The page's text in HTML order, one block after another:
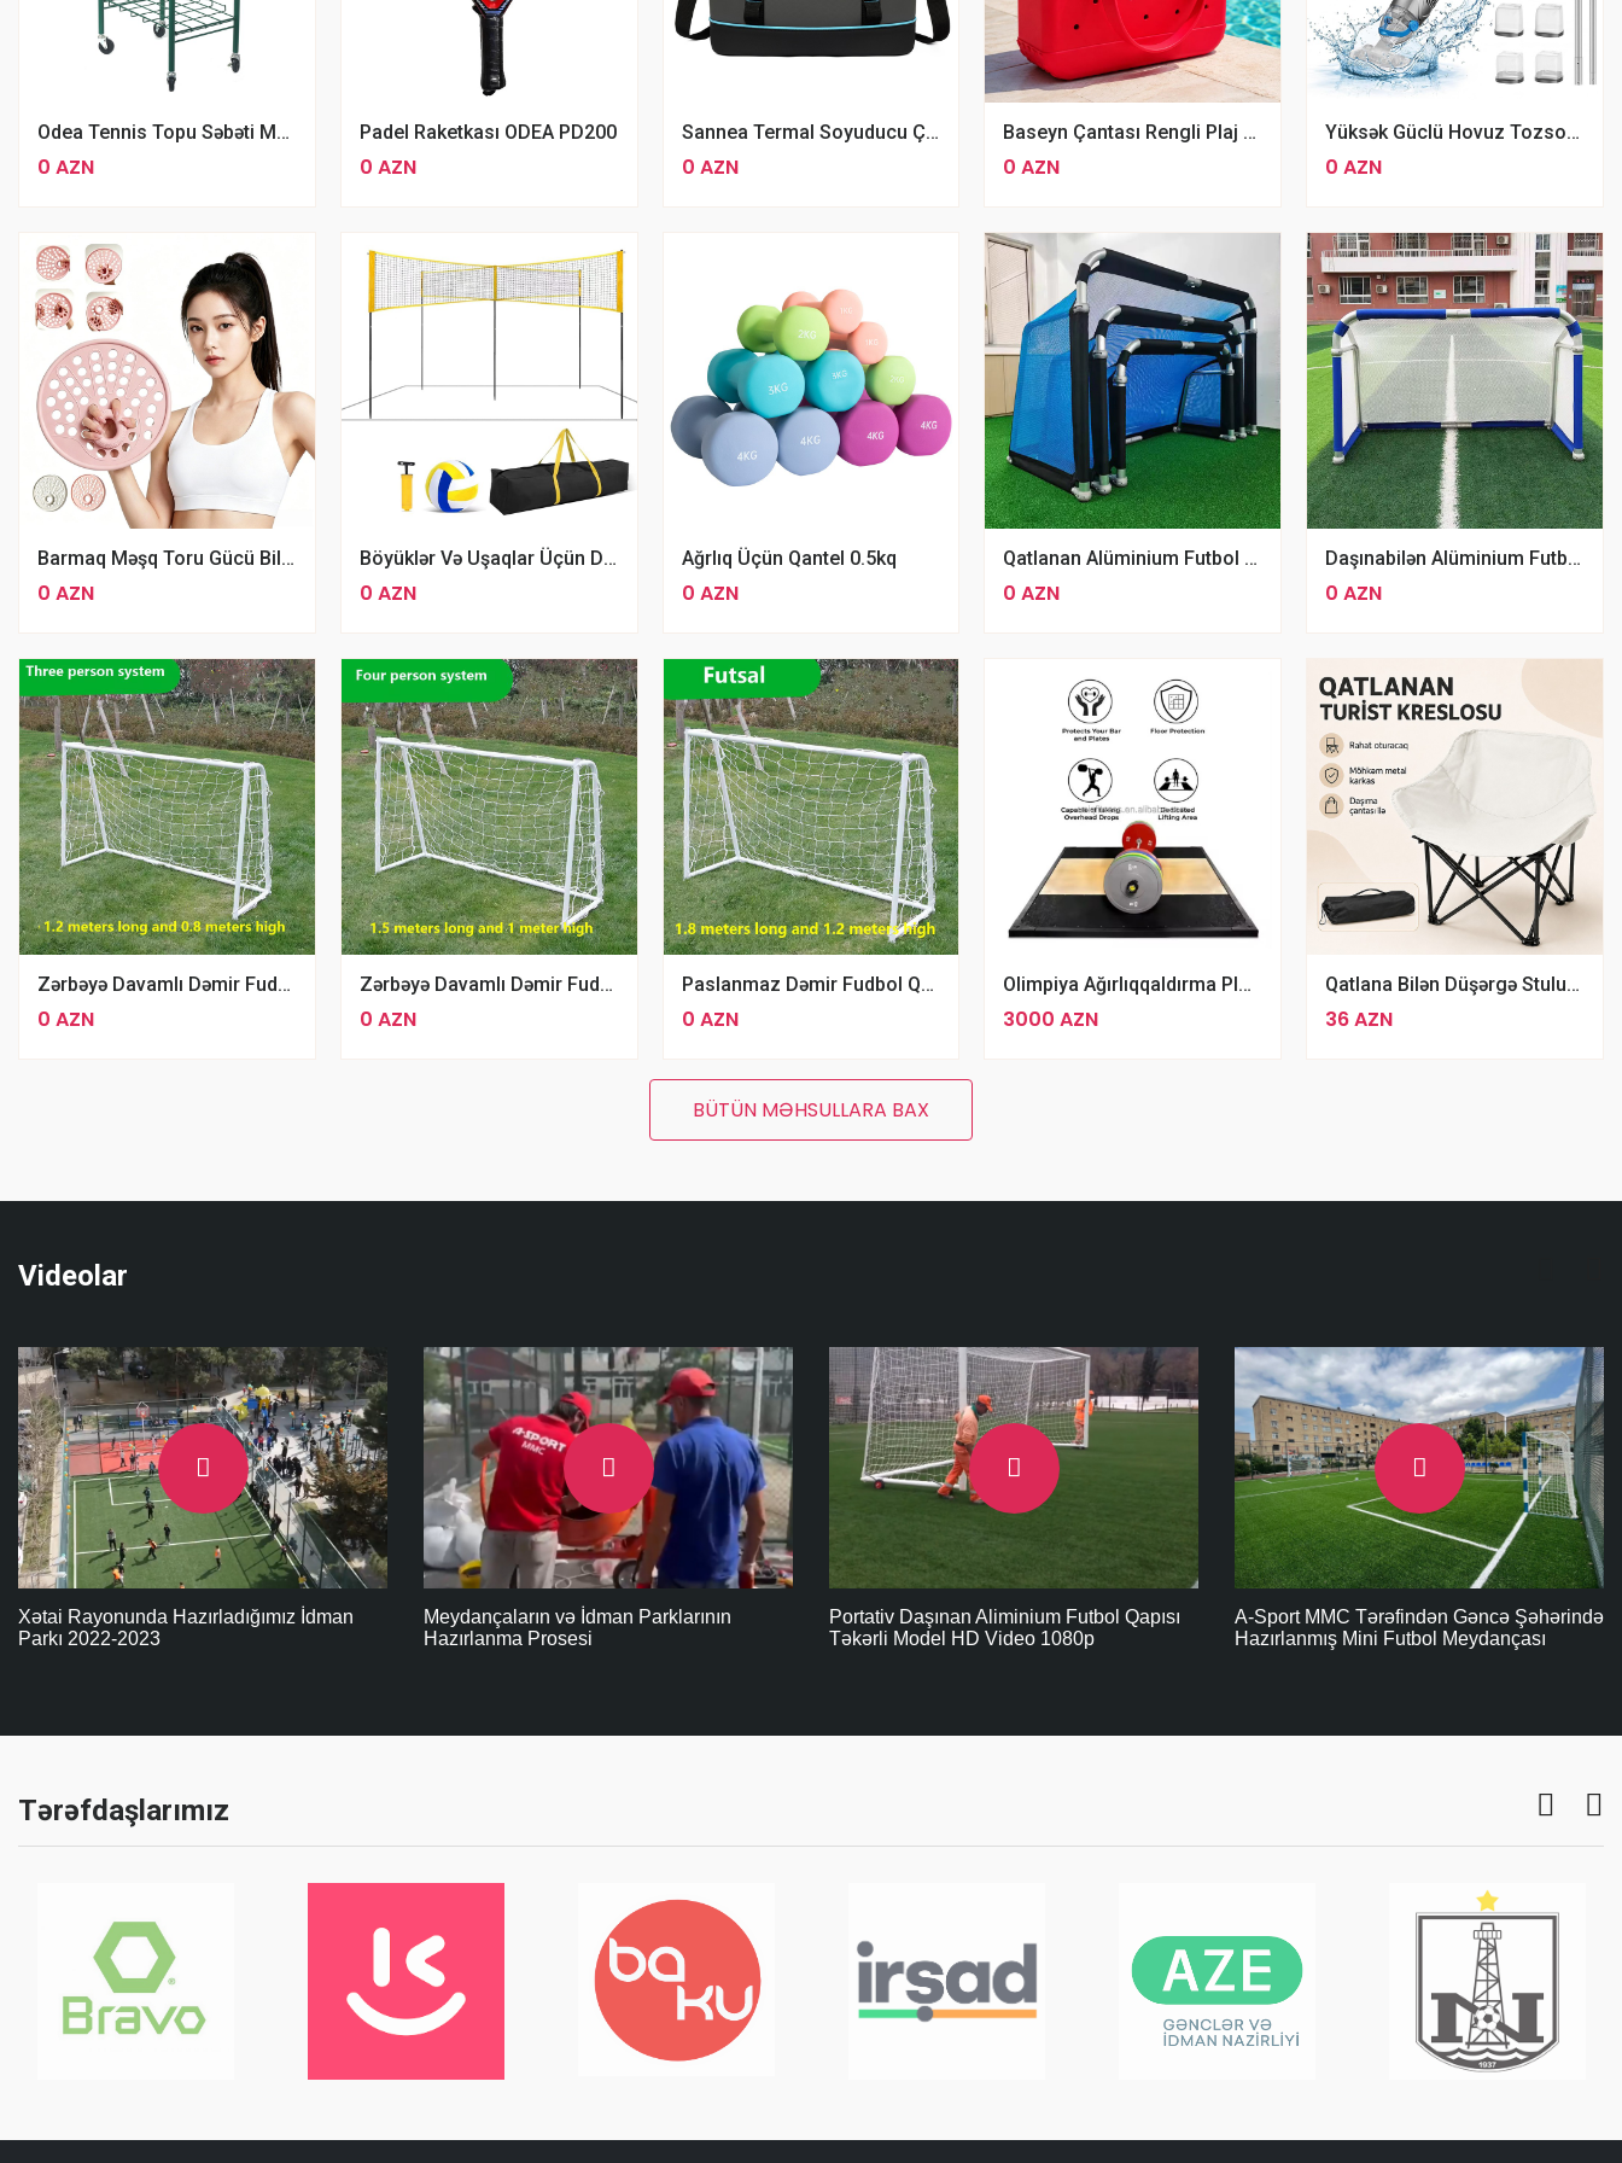
Odea Tennis Topu Səbəti Metal Tennis Səbət
0 AZN
Padel Raketkası ODEA PD200
0 AZN
Sannea Termal Soyuducu Çanta
0 AZN
Baseyn Çantası Rengli Plaj Çantası
0 AZN
Yüksək Güclü Hovuz Tozsoranı V3
0 AZN
Barmaq Məşq Toru Gücü Bilək Üçün Əl Məşq Toru Espander
0 AZN
Böyüklər Və Uşaqlar Üçün Dörd Kvadrat Voleybol Tor Dəsti
0 AZN
Ağrlıq Üçün Qantel 0.5kq
0 AZN
Qatlanan Alüminium Futbol Məşq Qapısı 1.20x90 M
0 AZN
Daşınabilən Alüminium Futbol Qapısı 1.50x100sm
0 AZN
Zərbəyə Davamlı Dəmir Fudbol Qapısı 1.2 X0.80m
0 AZN
Zərbəyə Davamlı Dəmir Fudbol Qapısı 1.50x1 Metr
0 AZN
Paslanmaz Dəmir Fudbol Qapısı 1.8x1.2 Metr
0 AZN
Olimpiya Ağırlıqqaldırma Platforması
3000 AZN
Qatlana Bilən Düşərgə Stulu Gira
36 AZN
BÜTÜN MƏHSULLARA BAX
Videolar
Meydançaların və İdman Parklarının
Hazırlanma Prosesi
Portativ Daşınan Aliminium Futbol Qapısı
Təkərli Model HD Video 1080p
A-Sport MMC Tərəfindən Gəncə Şəhərində
Hazırlanmış Mini Futbol Meydançası
Ypoo Mini Change Treadmill
Tərəfdaşlarımız